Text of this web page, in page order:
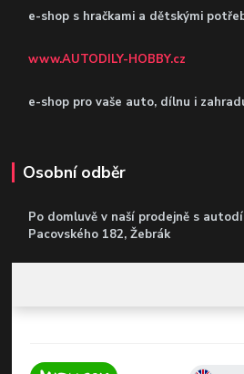
e-shop s hračkami a dětskými
www.AUTODILY-HOBBY.cz
e-shop pro vaše auto, dílnu i
Osobní odběr
Po domluvě v naší prodejně s
Pacovského 182, Žebrák